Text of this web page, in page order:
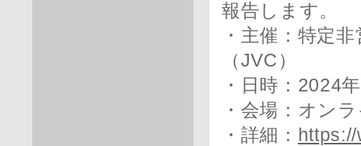
報告します。
・主催：特定
（JVC）
・日時：2024
・会場：オン
・詳細：